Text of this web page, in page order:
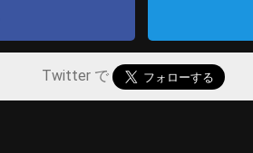
Twitter で